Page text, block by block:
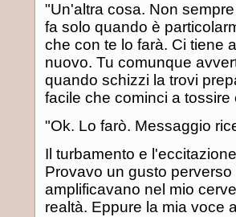
"Un'altra cosa. Non
fa solo quando è
che con te lo farà. Ci tiene
nuovo. Tu comunque
quando schizzi la trovi
facile che cominci a
"Ok. Lo farò. Messaggio
Il turbamento e
Provavo un gusto
amplificavano nel mio
realtà. Eppure la mia voce